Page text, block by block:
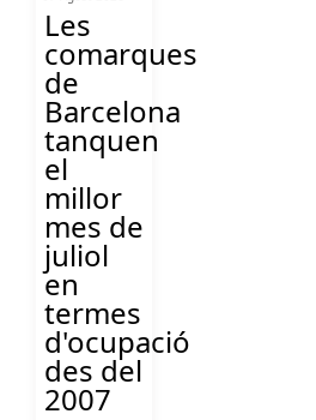
Les
comarques
de
Barcelona
tanquen
el
millor
mes de
juliol
en
termes
d'ocupació
des del
2007